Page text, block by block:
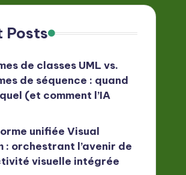
Posts
de classes UML vs.
de séquence : quand
(et comment l’IA
unifiée Visual
: orchestrant l’avenir de
visuelle intégrée